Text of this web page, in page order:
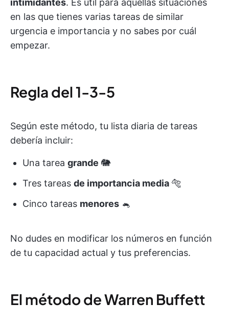
en las que tienes varias tareas de similar
urgencia e importancia y no sabes por cuál
empezar.
Regla del 1-3-5
Según este método, tu lista diaria de tareas
debería incluir:
Una tarea grande 🐘
Tres tareas de importancia media 🐅
Cinco tareas menores 🐁
No dudes en modificar los números en función
de tu capacidad actual y tus preferencias.
El método de Warren Buffett